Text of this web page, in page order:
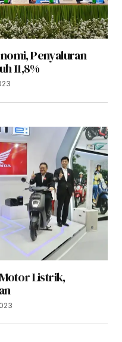
Penyaluran
11,8%
Listrik,